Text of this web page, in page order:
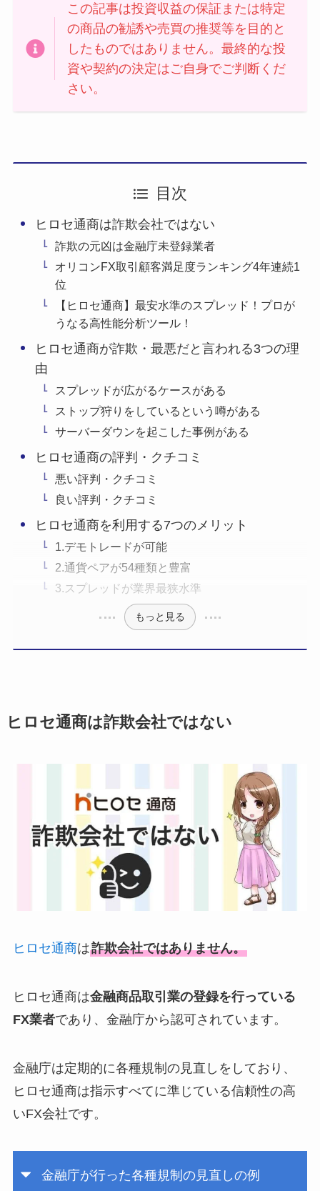
この記事は投資収益の保証または特定
の商品の勧誘や売買の推奨等を目的と
したものではありません。最終的な投
資や契約の決定はご自身でご判断くだ
さい。
目次
ヒロセ通商は詐欺会社ではない
詐欺の元凶は金融庁未登録業者
オリコンFX取引顧客満足度ランキング4年連続1
位
【ヒロセ通商】最安水準のスプレッド！プロが
うなる高性能分析ツール！
ヒロセ通商が詐欺・最悪だと言われる3つの理
由
スプレッドが広がるケースがある
ストップ狩りをしているという噂がある
サーバーダウンを起こした事例がある
ヒロセ通商の評判・クチコミ
悪い評判・クチコミ
良い評判・クチコミ
ヒロセ通商を利用する7つのメリット
1.デモトレードが可能
2.通貨ペアが54種類と豊富
3.スプレッドが業界最狭水準
もっと見る
ヒロセ通商は詐欺会社ではない
ヒロセ通商は詐欺会社ではありません。
ヒロセ通商は金融商品取引業の登録を行っている
FX業者であり、金融庁から認可されています。
金融庁は定期的に各種規制の見直しをしており、
ヒロセ通商は指示すべてに準じている信頼性の高
いFX会社です。
金融庁が行った各種規制の見直しの例